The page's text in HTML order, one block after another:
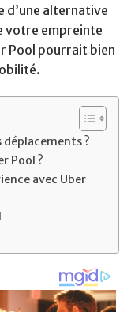
d’une alternative
votre empreinte
Pool pourrait bien
?
Pool ?
avec Uber